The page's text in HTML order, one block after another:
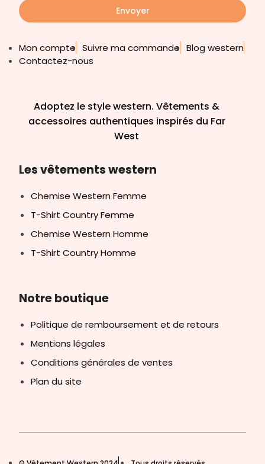
Envoyer
Mon compte Suivre ma commande Blog western
Contactez-nous
Adoptez le style western. Vêtements &
accessoires authentiques inspirés du Far
West
Les vêtements western
Chemise Western Femme
T-Shirt Country Femme
Chemise Western Homme
T-Shirt Country Homme
Notre boutique
Politique de remboursement et de retours
Mentions légales
Conditions générales de ventes
Plan du site